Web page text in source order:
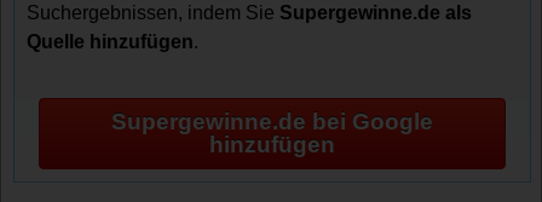
Suchergebnissen, indem Sie Supergewinne.de als
Quelle hinzufügen.
Supergewinne.de bei Google
hinzufügen